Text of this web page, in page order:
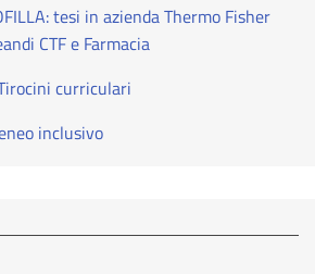
tesi in azienda Thermo Fisher
CTF e Farmacia
curriculari
inclusivo